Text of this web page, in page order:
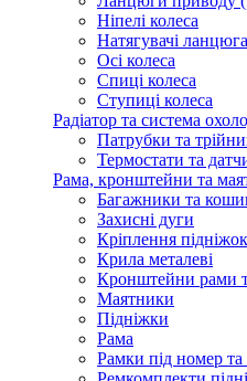
Ніпелі колеса
Натягувачі
Осі колеса
Спиці колеса
Ступиці колеса
Радіатор та система
Патрубки та
Термостати та
Рама, кронштейни та
Багажники та
Захисні дуги
Кріплення підніжок
Крила металеві
Кронштейни рами
Маятники
Підніжки
Рама
Рамки під номер